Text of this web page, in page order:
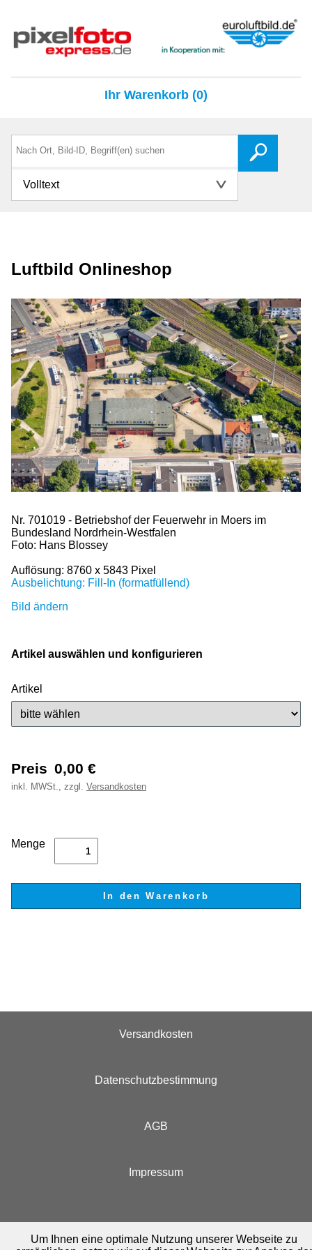
Ihr Warenkorb (0)
Volltext
Luftbild Onlineshop
Nr. 701019 - Betriebshof der Feuerwehr in Moers im
Bundesland Nordrhein-Westfalen
Foto: Hans Blossey
Auflösung: 8760 x 5843 Pixel
Ausbelichtung: Fill-In (formatfüllend)
Bild ändern
Artikel auswählen und konfigurieren
Artikel
Preis 0,00 €
inkl. MWSt., zzgl. Versandkosten
Menge
Versandkosten
Datenschutzbestimmung
AGB
Impressum
Um Ihnen eine optimale Nutzung unserer Webseite zu